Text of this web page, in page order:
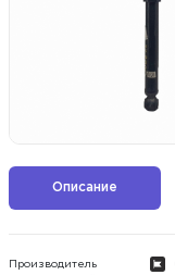
Описание
Производитель